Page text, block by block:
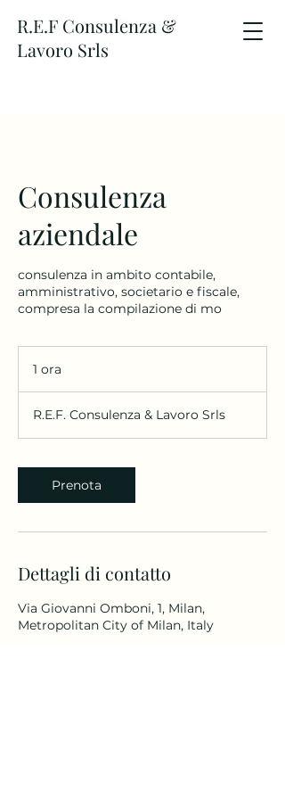
R.E.F Consulenza &
Lavoro Srls
Consulenza
aziendale
consulenza in ambito contabile,
amministrativo, societario e fiscale,
compresa la compilazione di mo
1 ora
R.E.F. Consulenza & Lavoro Srls
Prenota
Dettagli di contatto
Via Giovanni Omboni, 1, Milan,
Metropolitan City of Milan, Italy